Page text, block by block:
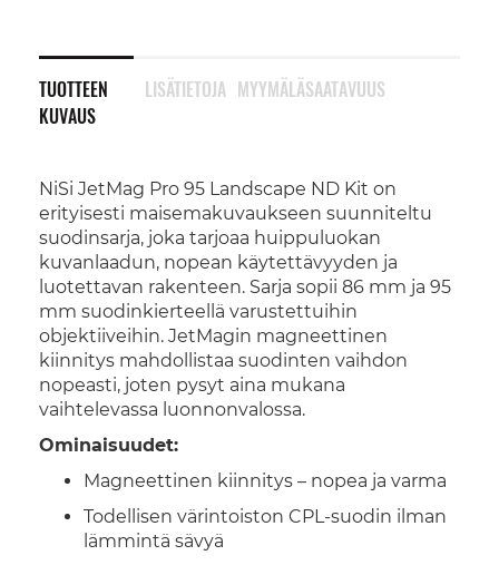
TUOTTEEN
KUVAUS
NiSi JetMag Pro 95 Landscape ND Kit on
erityisesti maisemakuvaukseen suunniteltu
suodinsarja, joka tarjoaa huippuluokan
kuvanlaadun, nopean käytettävyyden ja
luotettavan rakenteen. Sarja sopii 86 mm ja 95
mm suodinkierteellä varustettuihin
objektiiveihin. JetMagin magneettinen
kiinnitys mahdollistaa suodinten vaihdon
nopeasti, joten pysyt aina mukana
vaihtelevassa luonnonvalossa.
Ominaisuudet:
Magneettinen kiinnitys – nopea ja varma
Todellisen värintoiston CPL-suodin ilman
lämmintä sävyä
LISÄTIETOJA MYYMÄLÄSAATAVUUS